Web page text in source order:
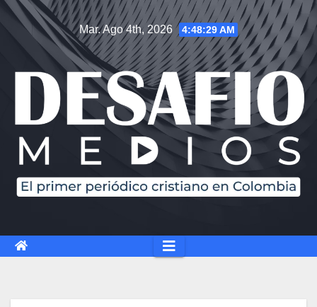
Saltar
contenido
Mar. Ago 4th, 2026 4:48:30 AM